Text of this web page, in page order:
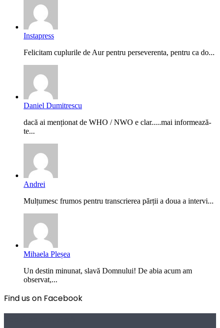
Instapress
Felicitam cuplurile de Aur pentru perseverenta, pentru ca do...
Daniel Dumitrescu
dacă ai menționat de WHO / NWO e clar.....mai informează-
te...
Andrei
Mulțumesc frumos pentru transcrierea părții a doua a intervi...
Mihaela Pleșea
Un destin minunat, slavă Domnului! De abia acum am
observat,...
Find us on Facebook